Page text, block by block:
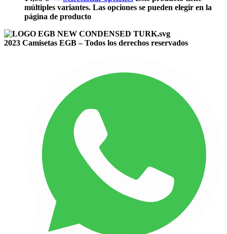
múltiples variantes. Las opciones se pueden elegir en la
página de producto
2023 Camisetas EGB – Todos los derechos reservados